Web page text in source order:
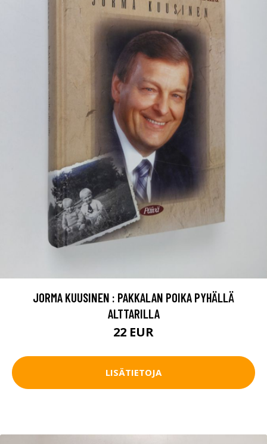
JORMA KUUSINEN : PAKKALAN POIKA PYHÄLLÄ
ALTTARILLA
22 EUR
LISÄTIETOJA